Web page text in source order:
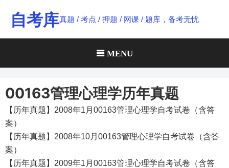
自考库真题 / 考点 / 押题 / 网课 / 题库，备考无忧
MENU
00163管理心理学历年真题
【历年真题】2008年1月00163管理心理学自考试卷（含答
案）
【历年真题】2008年10月00163管理心理学自考试卷（含答
案）
【历年真题】2009年1月00163管理心理学自考试卷（含答